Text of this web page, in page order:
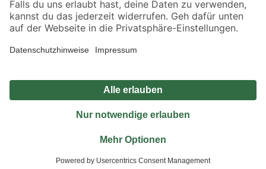
Alle Preisangaben in EUR inkl. gesetzl. MwSt.. Die dargestellten Angebote sind unter
Umständen nicht in allen Märkten verfügbar. Die angegebenen Verfügbarkeiten beziehen
Produkte nur solange der Vorrat reicht.
*Paketversand ab 59 € versandkostenfrei, gilt nicht für Artikel mit Speditionsversand, hier
Privatsphäre Impressum
Nutzungsbedingungen
Widerrufsrecht
Vertrag widerrufen
© 2026 toom Baumarkt GmbH